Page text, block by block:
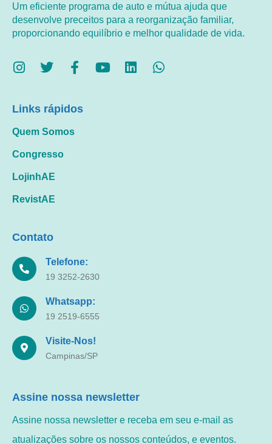
Um eficiente programa de auto e mútua ajuda que
desenvolve preceitos para a reorganização familiar,
proporcionando equilíbrio e melhor qualidade de vida.
Links rápidos
Quem Somos
Congresso
LojinhAE
RevistAE
Contato
Telefone:
19 3252-2630
Whatsapp:
19 2519-6555
Visite-Nos!
Campinas/SP
Assine nossa newsletter
Assine nossa newsletter e receba em seu e-mail as
atualizações sobre os nossos conteúdos, e eventos.